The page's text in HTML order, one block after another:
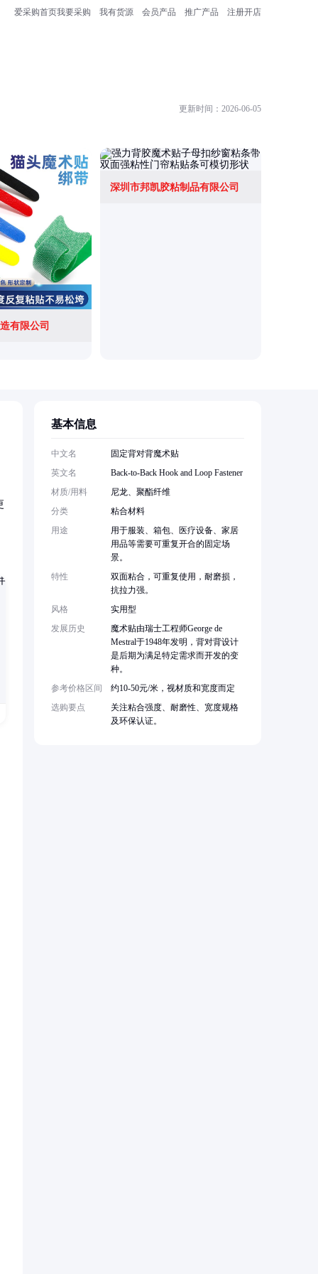
爱采购首页我要采购 我有货源 会员产品 推广产品 注册开店
更新时间：2026-06-05
有限公司
深圳市邦凯胶粘制品有限公司
基本信息
中文名
固定背对背魔术贴
英文名
Back-to-Back Hook and Loop Fastener
材质/用料
尼龙、聚酯纤维
分类
粘合材料
用途
用于服装、箱包、医疗设备、家居
用品等需要可重复开合的固定场
景。
特性
双面粘合，可重复使用，耐磨损，
抗拉力强。
风格
实用型
发展历史
魔术贴由瑞士工程师George de
Mestral于1948年发明，背对背设计
是后期为满足特定需求而开发的变
种。
参考价格区间
约10-50元/米，视材质和宽度而定
选购要点
关注粘合强度、耐磨性、宽度规格
及环保认证。